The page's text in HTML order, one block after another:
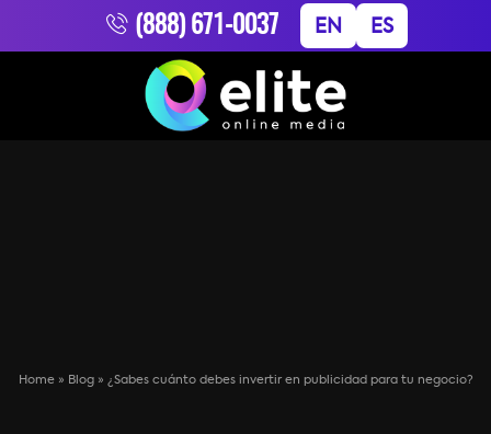
(888) 671-0037 EN ES
Home» Blog» ¿Sabes cuánto debes invertir en publicidad para tu negocio?